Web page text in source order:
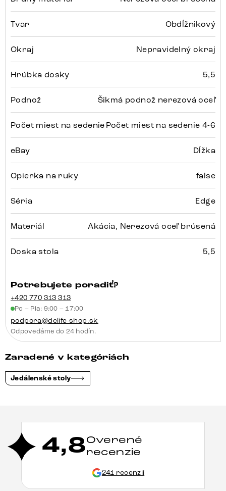
Tvar Obdĺžnikový
Okraj Nepravidelný okraj
Hrúbka dosky 5,5
Podnož Šikmá podnož nerezová oceľ
Počet miest na sedenie Počet miest na sedenie 4-6
eBay Dĺžka
Opierka na ruky false
Séria Edge
Materiál Akácia, Nerezová oceľ brúsená
Doska stola 5,5
Potrebujete poradiť?
+420 770 313 313
Po – Pia: 9:00 – 17:00
podpora@delife-shop.sk
Odpovedáme do 24 hodín.
Zaradené v kategóriách
Jedálenské stoly
4,8Overené
recenzie
241 recenzií